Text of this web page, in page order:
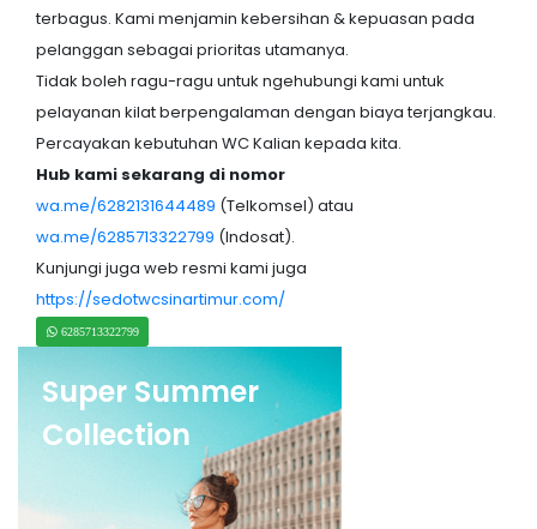
terbagus. Kami menjamin kebersihan & kepuasan pada
pelanggan sebagai prioritas utamanya.
Tidak boleh ragu-ragu untuk ngehubungi kami untuk
pelayanan kilat berpengalaman dengan biaya terjangkau.
Percayakan kebutuhan WC Kalian kepada kita.
Hub kami sekarang di nomor
wa.me/6282131644489 (Telkomsel) atau
wa.me/6285713322799 (Indosat).
Kunjungi juga web resmi kami juga
https://sedotwcsinartimur.com/
6285713322799
Super Summer
Collection